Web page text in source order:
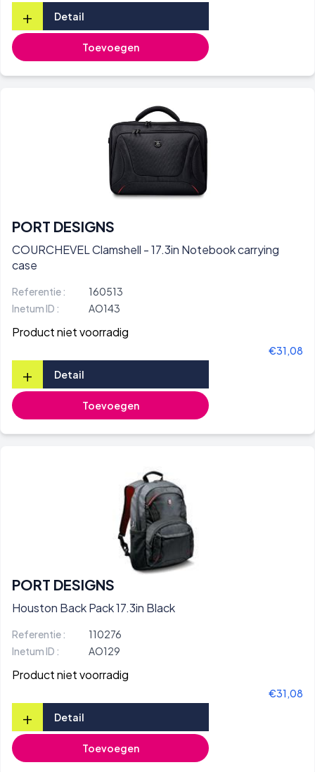
+ Detail
Toevoegen
PORT DESIGNS
COURCHEVEL Clamshell - 17.3in Notebook carrying
case
Referentie :
160513
Inetum ID :
AO143
Product niet voorradig
€31,08
+ Detail
Toevoegen
PORT DESIGNS
Houston Back Pack 17.3in Black
Referentie :
110276
Inetum ID :
AO129
Product niet voorradig
€31,08
+ Detail
Toevoegen